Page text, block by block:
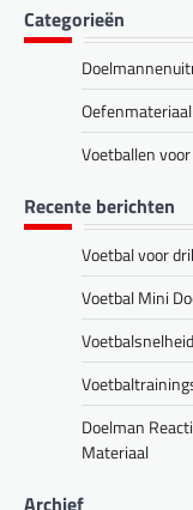
Categorieën
Voetballen
Recente berichten
Voetbal voor
Voetbal Mini
Doelman
Materiaal